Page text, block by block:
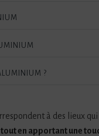
?
à des lieux
en apportant une